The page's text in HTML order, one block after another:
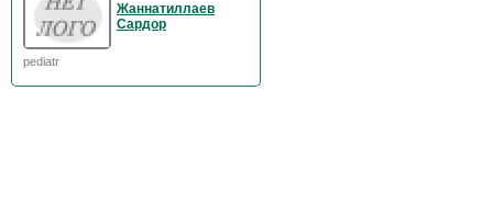
Жаннатиллаев
Сардор
pediatr